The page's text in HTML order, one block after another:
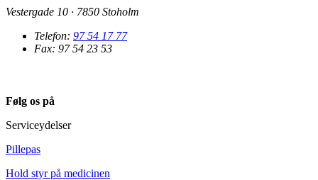
Vestergade 10 · 7850 Stoholm
Telefon: 97 54 17 77
Fax: 97 54 23 53
Følg os på
Serviceydelser
Pillepas
Hold styr på medicinen